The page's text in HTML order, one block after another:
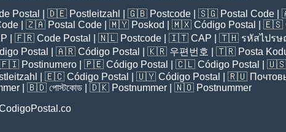
Postal | 🇩🇪 Postleitzahl | 🇬🇧 Postcode | 🇸🇬 Postal Code |
| 🇿🇦 Postal Code | 🇲🇾 Poskod | 🇲🇽 Código Postal | 🇪🇸
| 🇫🇷 Code Postal | 🇳🇱 Postcode | 🇮🇹 CAP | 🇹🇭 รหัสไปร
Postal | 🇦🇷 Código Postal | 🇰🇷 우편번호 | 🇹🇷 Posta
🇫🇮 Postinumero | 🇵🇪 Código Postal | 🇨🇱 Código Postal | 🇺🇸
| 🇪🇨 Código Postal | 🇺🇾 Código Postal | 🇷🇺
| 🇧🇩 পোস্টকোড | 🇩🇰 Postnummer | 🇳🇴 Postnummer